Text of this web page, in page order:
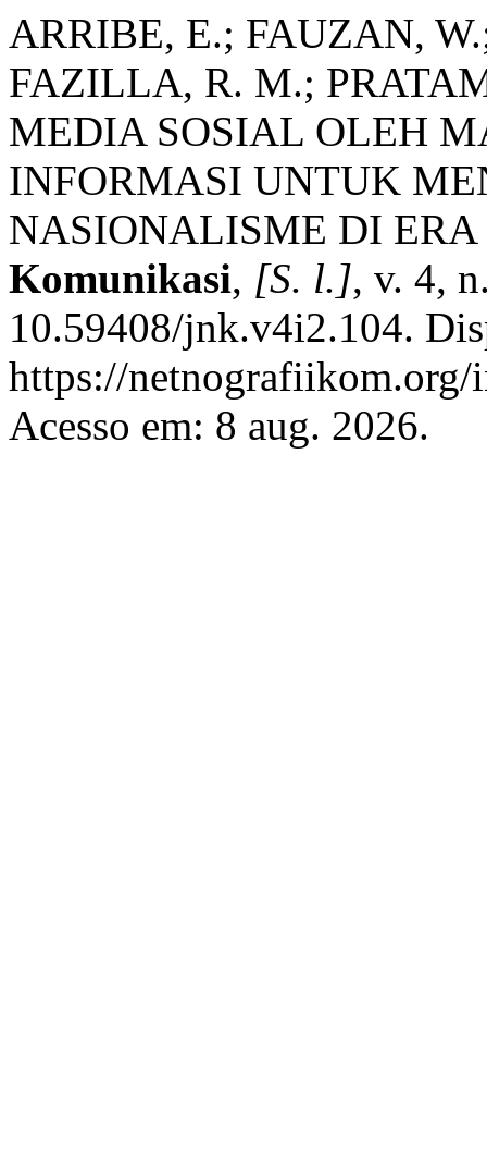
ARRIBE, E.; FAUZAN,
FAZILLA, R. M.;
MEDIA SOSIAL OLEH
INFORMASI UNTUK
NASIONALISME DI
Komunikasi, [S. l.], v. 4,
10.59408/jnk.v4i2.104.
https://
Acesso em: 8 aug. 2026.